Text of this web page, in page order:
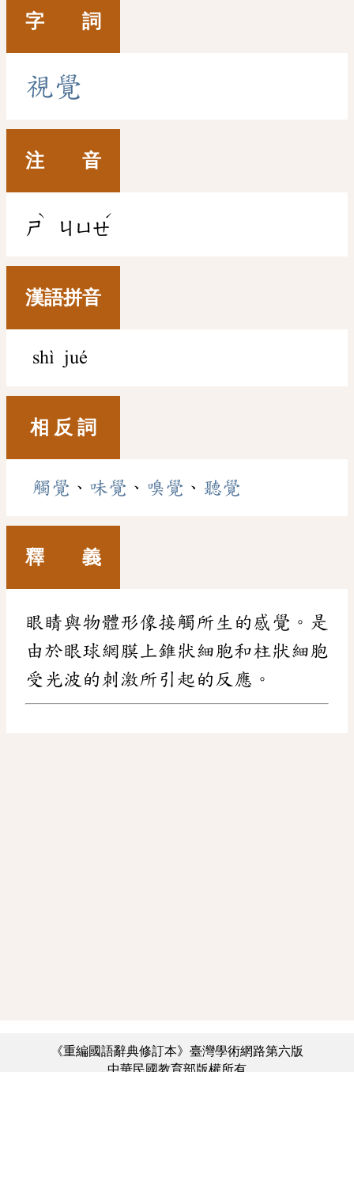
字 詞
視覺
注 音
ㄕ
ˋ
ㄐㄩㄝ
ˊ
漢語拼音
shì jué
相 反 詞
觸覺 、 味覺 、 嗅覺 、 聽覺
釋 義
眼睛與物體形像接觸所生的感覺。是
由於眼球網膜上錐狀細胞和柱狀細胞
受光波的刺激所引起的反應。
《重編國語辭典修訂本》臺灣學術網路第六版
中華民國教育部版權所有